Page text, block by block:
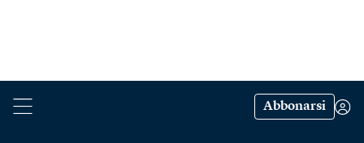
Abbonarsi